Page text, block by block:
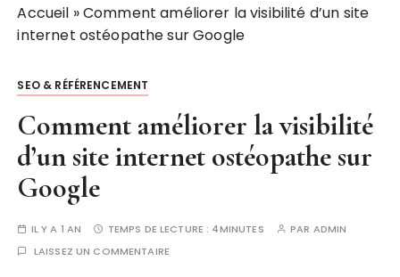
Accueil »Comment améliorer la visibilité d’un site
internet ostéopathe sur Google
SEO & RÉFÉRENCEMENT
Comment améliorer la visibilité
d’un site internet ostéopathe sur
Google
IL Y A 1 AN TEMPS DE LECTURE : 4MINUTES PAR ADMIN
LAISSEZ UN COMMENTAIRE